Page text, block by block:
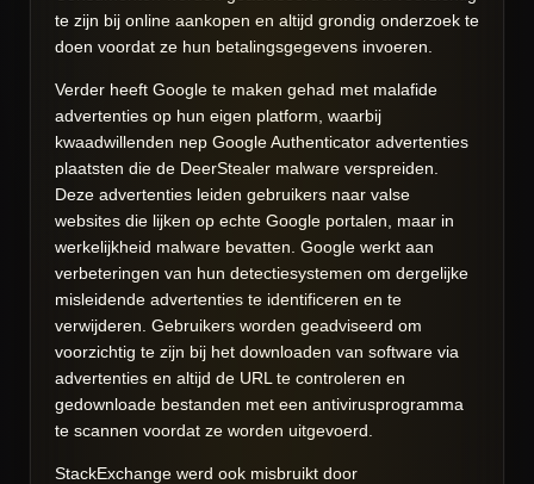
te zijn bij online aankopen en altijd grondig onderzoek te
doen voordat ze hun betalingsgegevens invoeren.
Verder heeft Google te maken gehad met malafide
advertenties op hun eigen platform, waarbij
kwaadwillenden nep Google Authenticator advertenties
plaatsten die de DeerStealer malware verspreiden.
Deze advertenties leiden gebruikers naar valse
websites die lijken op echte Google portalen, maar in
werkelijkheid malware bevatten. Google werkt aan
verbeteringen van hun detectiesystemen om dergelijke
misleidende advertenties te identificeren en te
verwijderen. Gebruikers worden geadviseerd om
voorzichtig te zijn bij het downloaden van software via
advertenties en altijd de URL te controleren en
gedownloade bestanden met een antivirusprogramma
te scannen voordat ze worden uitgevoerd.
StackExchange werd ook misbruikt door